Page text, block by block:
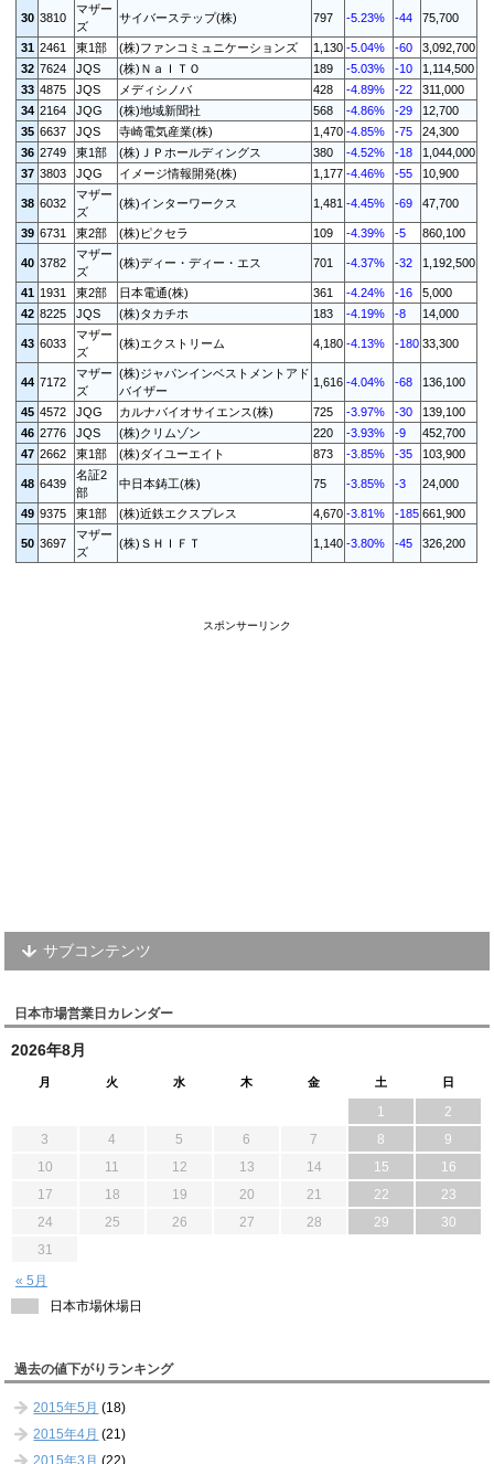
30 3810
マザー
ズ
サイバーステップ(株) 797 -5.23% -44 75,700
31 2461 東1部 (株)ファンコミュニケーションズ 1,130 -5.04% -60
3,092,700
32 7624 JQS (株)ＮａＩＴＯ 189 -5.03% -10
1,114,500
33 4875 JQS メディシノバ 428 -4.89% -22
311,000
34 2164 JQG (株)地域新聞社 568 -4.86% -29
12,700
35 6637 JQS 寺崎電気産業(株) 1,470 -4.85% -75
24,300
36 2749 東1部 (株)ＪＰホールディングス 380 -4.52% -18
1,044,000
37 3803 JQG イメージ情報開発(株) 1,177 -4.46% -55 10,900
38 6032
マザー
ズ
(株)インターワークス 1,481 -4.45% -69 47,700
39 6731 東2部 (株)ピクセラ 109 -4.39% -5 860,100
40 3782
マザー
ズ
(株)ディー・ディー・エス 701 -4.37% -32 1,192,500
41 1931 東2部 日本電通(株) 361 -4.24% -16
5,000
42 8225 JQS (株)タカチホ 183 -4.19% -8 14,000
43 6033
マザー
ズ
(株)エクストリーム 4,180 -4.13% -180 33,300
44 7172
マザー
ズ
(株)ジャパンインベストメントアド
バイザー
1,616 -4.04% -68 136,100
45 4572 JQG カルナバイオサイエンス(株) 725 -3.97% -30
139,100
46 2776 JQS (株)クリムゾン 220 -3.93% -9
452,700
47 2662 東1部 (株)ダイユーエイト 873 -3.85% -35 103,900
48 6439
名証2
部
中日本鋳工(株) 75 -3.85% -3 24,000
49 9375 東1部 (株)近鉄エクスプレス 4,670 -3.81% -185 661,900
50 3697
マザー
ズ
(株)ＳＨＩＦＴ 1,140 -3.80% -45 326,200
スポンサーリンク
サブコンテンツ
日本市場営業日カレンダー
2026年8月
月 火 水 木 金 土 日
« 5月
1
2
3
4 5 6 7 8
9
10
11 12 13 14 15
16
17
18 19 20 21 22
23
24
25 26 27 28 29
30
31
日本市場休場日
過去の値下がりランキング
2015年5月 (18)
2015年4月 (21)
2015年3月 (22)